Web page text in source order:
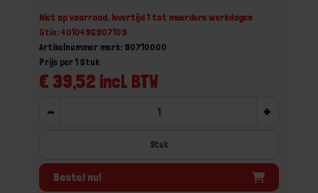
Niet op voorraad, levertijd 1 tot meerdere werkdagen
Gtin: 4010496907109
Artikelnummer merk: 90710000
€ 39,52 incl. BTW
Prijs per 1 Stuk
- +
Stuk
Bestel nu!